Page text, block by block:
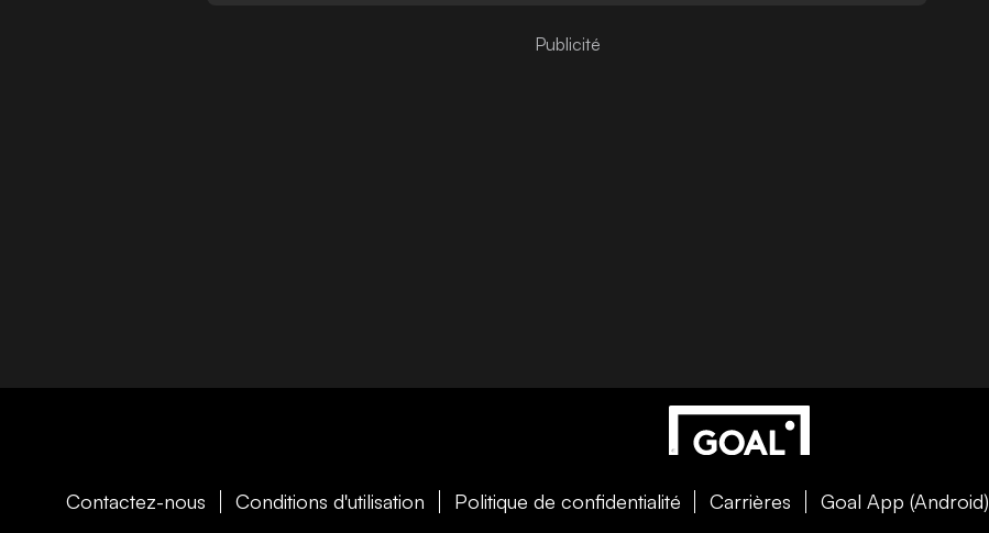
Contactez-nous Conditions d'utilisation Politique de confidentialité Carrières Goal App (Android)